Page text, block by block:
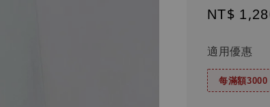
Regular
NT$
適用優惠
每滿額3000